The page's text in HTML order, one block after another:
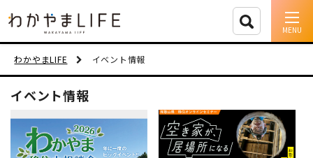
イベント情報
人に会う
わかやまLIFE イベント情報
イベント情報